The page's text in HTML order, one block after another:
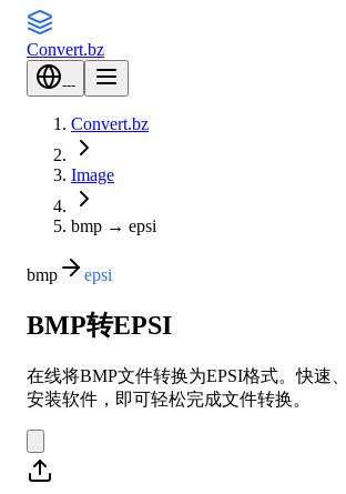
Convert.bz
---
Convert.bz
Image
bmp → epsi
bmp epsi
BMP转EPSI
在线将BMP文件转换为EPSI格式。快速
安装软件，即可轻松完成文件转换。